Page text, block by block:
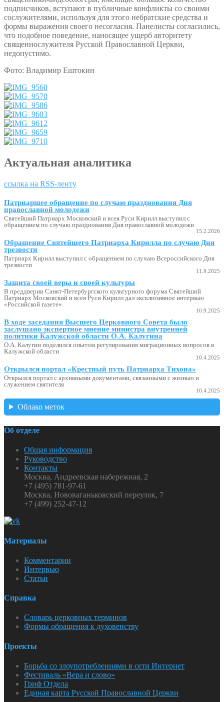
подписчиков, вступают в публичные конфликты со своими
сослужителями, используя для этого небратские средства и
формы выражения своего несогласия. Панелисты согласились,
что подобное поведение, наносящее ущерб авторитету
священнослужителя Русской Православной Церкви,
недопустимо.
Фото: Владимир Ештокин
Актуальная аналитика
ссылка на RSS-ленту
Патриаршее обращение по случаю празднования Дня
православной молодежи
Святейший Патриарх Московский и всея Руси Кирилл выступил с
обращением по случаю празднования Дня православной молодежи
15.2.2026
Обращение Святейшего Патриарха Кирилла по случаю Дня
трезвости
Патриарх Кирилл выступил с обращением по случаю Всероссийского Дня
трезвости
11.9.2025
Защита своей веры и своей культуры
В преддверии Санкт-Петербургского культурного форума Святейший
Патриарх Московский и всея Руси Кирилл дал эксклюзивное интервью
«Российской газете».
10.9.2025
В ходе заседания Высшего Церковного Совета было
заслушано экспертное мнение министра внутренней
политики Калужской области О.А. Калугина
О.А. Калугин поделился опытом регулирования миграционных вопросов в
Калужской области
10.4.2025
Открылся портал «Крестный путь Патриарха Тихона»
Открылся портал с архивными документами, связанными с жизнью и
служением святителя
10.4.2025
Облако меток
Об отделе
Общая информация
Руководство
Контакты
Москва, Андреевская набережная, 2
+7 (495) 781-97-61
Москва, Нововаганьковский переулок, 7
+7 (499) 252-47-12
Материалы
Комментарии
Интервью
Статьи
Справка
Словарь церковных терминов
Формы обращения к духовенству
Проекты
Борьба со злоупотреблениями в сети Интернет
Фестиваль «Вера и слово»
Гриф Отдела
Единая карта Русской Православной Церкви